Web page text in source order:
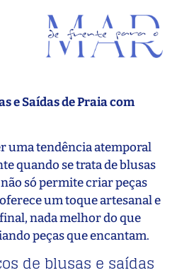
e Saídas de Praia com
uma tendência atemporal
quando se trata de blusas
só permite criar peças
um toque artesanal e
nada melhor do que
peças que encantam.
de blusas e saídas